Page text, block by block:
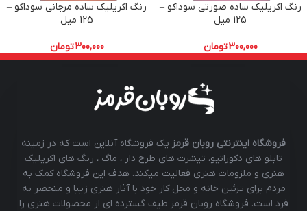
رنگ اکریلیک ساده صورتی سوداکو –
125 میل
300,000تومان
رنگ اکریلیک ساده مرجانی سوداکو –
125 میل
300,000تومان
فروشگاه اینترنتی روبان قرمز یک فروشگاه آنلاین است که در زمینه
تابلو های دکوراتیو، تیشرت های طرح دار ، ماگ ، رنگ های اکریلیک
هنری و ملزومات هنری فعالیت میکند. هدف این فروشگاه کمک به
مردم برای تزئین خانه و محل کار خود با آثار هنری زیبا و منحصر به
فرد است. فروشگاه روبان قرمز طیف گسترده ای از محصولات هنری را